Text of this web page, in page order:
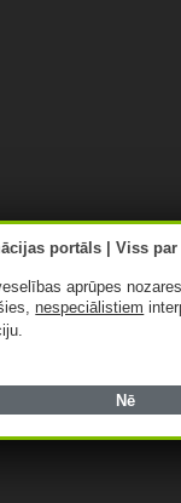
aprūpes
nespeciālistiem
Nē